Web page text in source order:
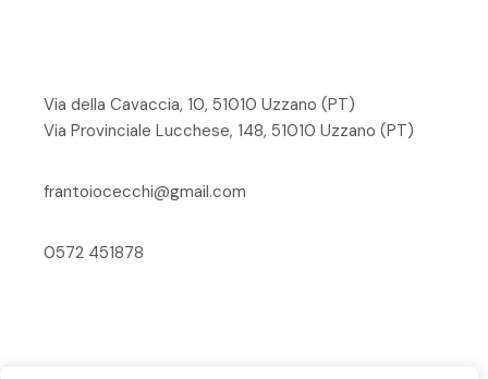
Via della Cavaccia, 10, 51010 Uzzano (PT)
Via Provinciale Lucchese, 148, 51010 Uzzano (PT)
frantoiocecchi@gmail.com
0572 451878